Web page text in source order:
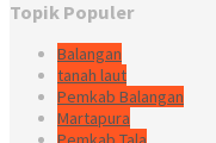
Topik Populer
Balangan
tanah laut
Pemkab Balangan
Martapura